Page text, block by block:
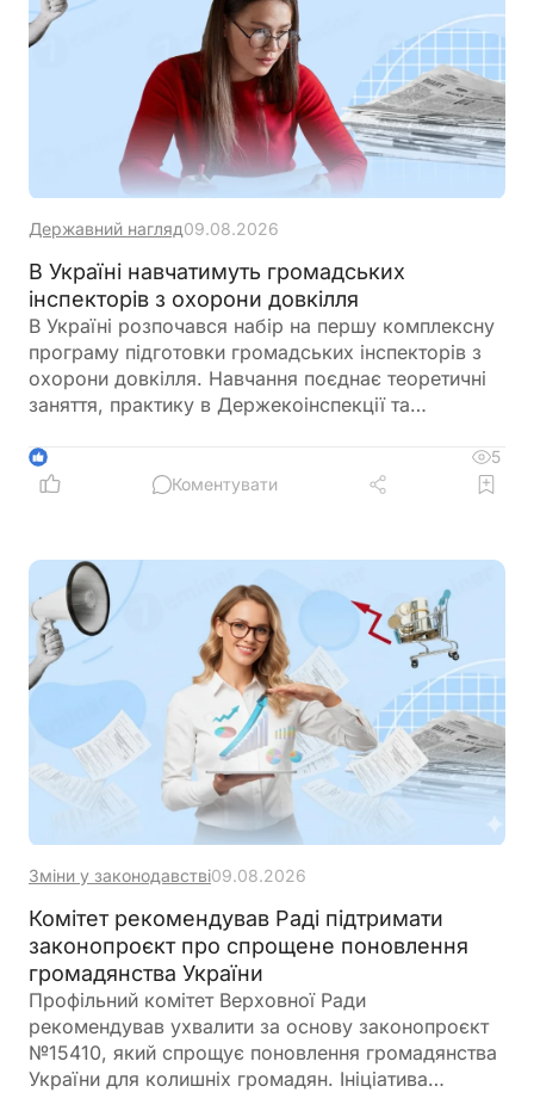
Державний нагляд09.08.2026
В Україні навчатимуть громадських
інспекторів з охорони довкілля
В Україні розпочався набір на першу комплексну
програму підготовки громадських інспекторів з
охорони довкілля. Навчання поєднає теоретичні
заняття, практику в Держекоінспекції та
1
5
Коментувати
Зміни у законодавстві09.08.2026
Комітет рекомендував Раді підтримати
законопроєкт про спрощене поновлення
громадянства України
Профільний комітет Верховної Ради
рекомендував ухвалити за основу законопроєкт
№15410, який спрощує поновлення громадянства
України для колишніх громадян. Ініціатива